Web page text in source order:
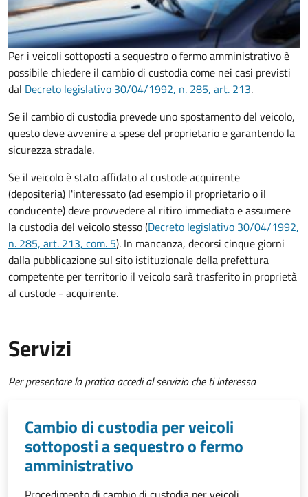
Per i veicoli sottoposti a sequestro o fermo amministrativo è
possibile chiedere il cambio di custodia come nei casi previsti
dal Decreto legislativo 30/04/1992, n. 285, art. 213.
Se il cambio di custodia prevede uno spostamento del veicolo,
questo deve avvenire a spese del proprietario e garantendo la
sicurezza stradale.
Se il veicolo è stato affidato al custode acquirente
(depositeria) l'interessato (ad esempio il proprietario o il
conducente) deve provvedere al ritiro immediato e assumere
la custodia del veicolo stesso (Decreto legislativo 30/04/1992,
n. 285, art. 213, com. 5). In mancanza, decorsi cinque giorni
dalla pubblicazione sul sito istituzionale della prefettura
competente per territorio il veicolo sarà trasferito in proprietà
al custode - acquirente.
Servizi
Per presentare la pratica accedi al servizio che ti interessa
Cambio di custodia per veicoli
sottoposti a sequestro o fermo
amministrativo